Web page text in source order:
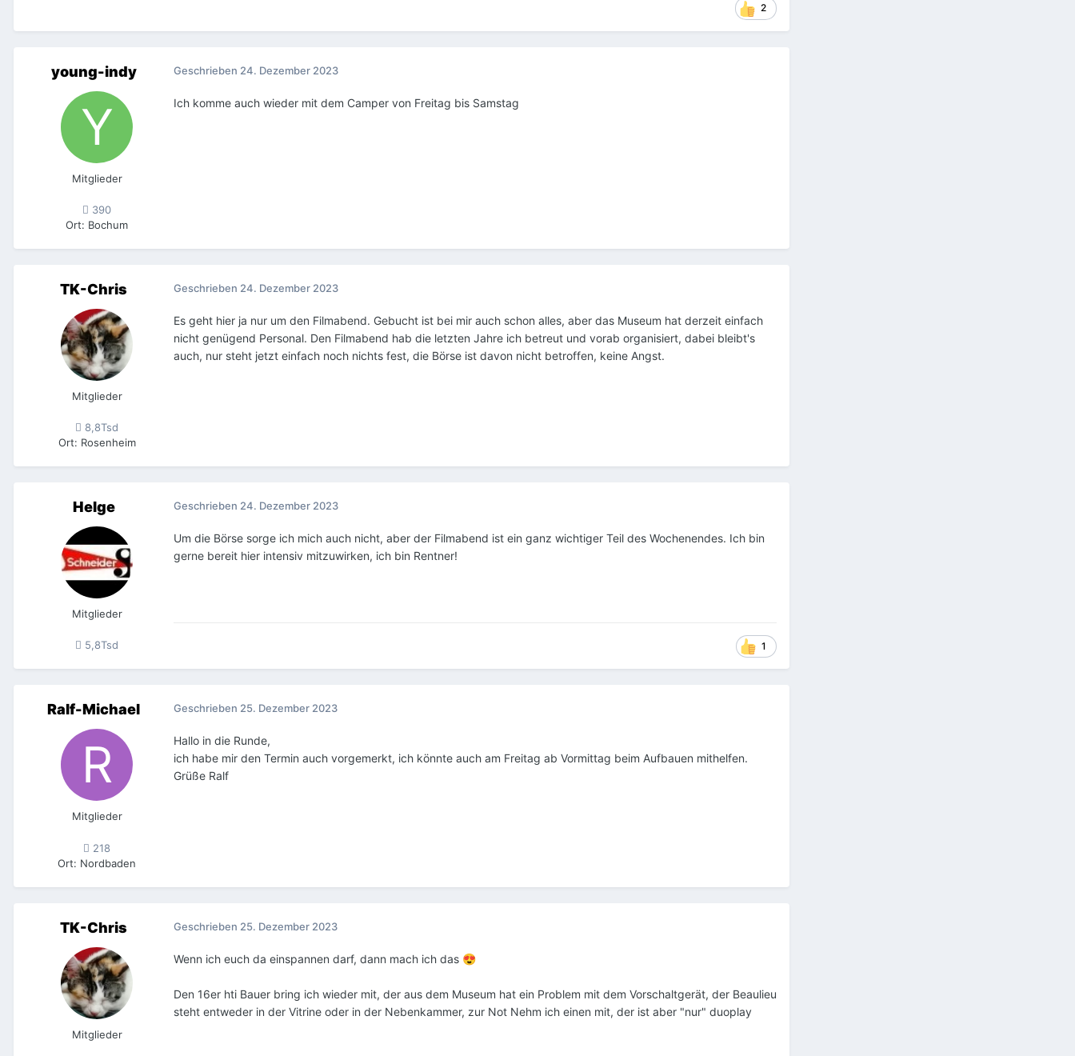
2
young-indy
Mitglieder
390
Ort: Bochum
Geschrieben 24. Dezember 2023
Ich komme auch wieder mit dem Camper von Freitag bis Samstag
TK-Chris
Mitglieder
8,8Tsd
Ort: Rosenheim
Geschrieben 24. Dezember 2023
Es geht hier ja nur um den Filmabend. Gebucht ist bei mir auch schon alles, aber das Museum hat derzeit einfach
nicht genügend Personal. Den Filmabend hab die letzten Jahre ich betreut und vorab organisiert, dabei bleibt's
auch, nur steht jetzt einfach noch nichts fest, die Börse ist davon nicht betroffen, keine Angst.
Helge
Mitglieder
5,8Tsd
Geschrieben 24. Dezember 2023
Um die Börse sorge ich mich auch nicht, aber der Filmabend ist ein ganz wichtiger Teil des Wochenendes. Ich bin
gerne bereit hier intensiv mitzuwirken, ich bin Rentner!
1
Ralf-Michael
Mitglieder
218
Ort: Nordbaden
Geschrieben 25. Dezember 2023
Hallo in die Runde,
ich habe mir den Termin auch vorgemerkt, ich könnte auch am Freitag ab Vormittag beim Aufbauen mithelfen.
Grüße Ralf
TK-Chris
Mitglieder
Geschrieben 25. Dezember 2023
Wenn ich euch da einspannen darf, dann mach ich das 😍
Den 16er hti Bauer bring ich wieder mit, der aus dem Museum hat ein Problem mit dem Vorschaltgerät, der Beaulieu
steht entweder in der Vitrine oder in der Nebenkammer, zur Not Nehm ich einen mit, der ist aber "nur" duoplay